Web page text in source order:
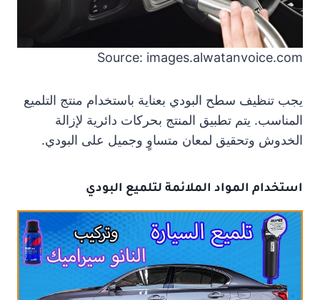
Source: images.alwatanvoice.com
يجب تنظيف سطح البودي بعناية باستخدام منتج التلميع
المناسب. يتم تطبيق المنتج بحركات دائرية لإزالة
الخدوش وتحقيق لمعان متساوٍ وجميل على البودي.
استخدام المواد الملائمة لتلميع البودي